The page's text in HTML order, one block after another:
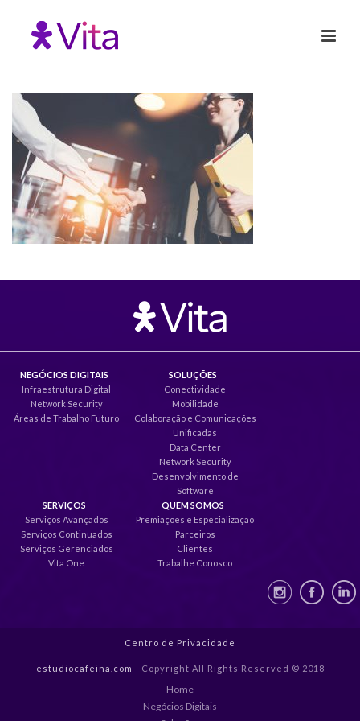
NEGÓCIOS DIGITAIS
Infraestrutura Digital
Network Security
Áreas de Trabalho Futuro
SOLUÇÕES
Conectividade
Mobilidade
Colaboração e Comunicações
Unificadas
Data Center
Network Security
Desenvolvimento de
Software
SERVIÇOS
Serviços Avançados
Serviços Continuados
Serviços Gerenciados
Vita One
QUEM SOMOS
Premiações e Especialização
Parceiros
Clientes
Trabalhe Conosco
Centro de Privacidade
estudiocafeina.com - Copyright All Rights Reserved © 2018
Home
Negócios Digitais